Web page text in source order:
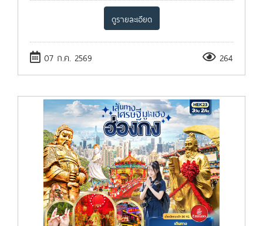
ดูรายละเอียด
07 ก.ค. 2569 264